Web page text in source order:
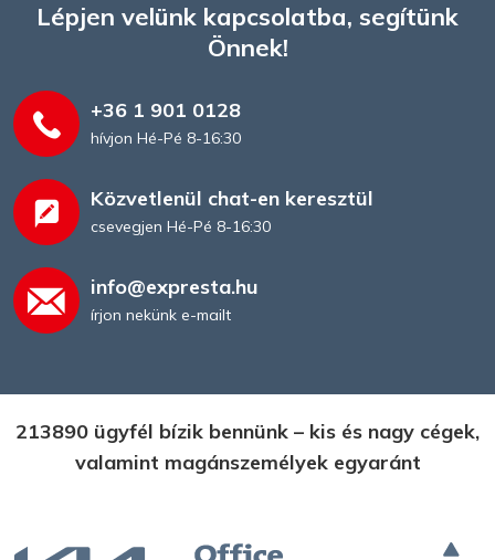
Lépjen velünk kapcsolatba, segítünk
Önnek!
+36 1 901 0128
hívjon Hé-Pé 8-16:30
Közvetlenül chat-en keresztül
csevegjen Hé-Pé 8-16:30
info@expresta.hu
írjon nekünk e-mailt
213890 ügyfél bízik bennünk – kis és nagy cégek,
valamint magánszemélyek egyaránt